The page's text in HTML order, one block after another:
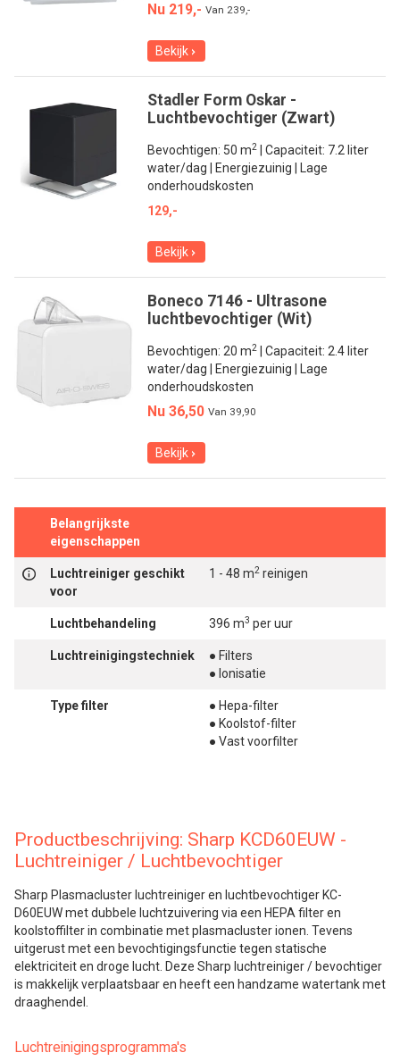
Nu 219,- Van 239,-
Bekijk
Stadler Form Oskar -
Luchtbevochtiger (Zwart)
Bevochtigen: 50 m2
| Capaciteit: 7.2 liter
water/dag | Energiezuinig | Lage
onderhoudskosten
129,-
Bekijk
Boneco 7146 - Ultrasone
luchtbevochtiger (Wit)
Bevochtigen: 20 m2
| Capaciteit: 2.4 liter
water/dag | Energiezuinig | Lage
onderhoudskosten
Nu 36,50 Van 39,90
Bekijk
Belangrijkste
eigenschappen
Luchtreiniger geschikt
voor
1 - 48 m2 reinigen
Luchtbehandeling 396 m3 per uur
Luchtreinigingstechniek
● Filters
● Ionisatie
Type filter
● Hepa-filter
● Koolstof-filter
● Vast voorfilter
Productbeschrijving: Sharp KCD60EUW -
Luchtreiniger / Luchtbevochtiger
Sharp Plasmacluster luchtreiniger en luchtbevochtiger KC-
D60EUW met dubbele luchtzuivering via een HEPA filter en
koolstoffilter in combinatie met plasmacluster ionen. Tevens
uitgerust met een bevochtigingsfunctie tegen statische
elektriciteit en droge lucht. Deze Sharp luchtreiniger / bevochtiger
is makkelijk verplaatsbaar en heeft een handzame watertank met
draaghendel.
Luchtreinigingsprogramma's